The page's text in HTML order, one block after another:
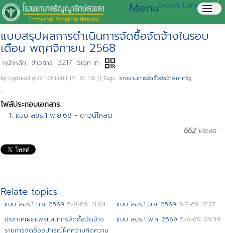
menu
MenuSelect Language▼
แบบสรุปผลการดำเนินการจัดซื้อจัดจ้างในรอบ
เดือน พฤศจิกายน 2568
หน้าหลัก ข่าวสาร 3217 Sign in qr_code
by cgduke1 @23-1-69 13.41 ( IP : 61...118 ) | Tags : รายงานการจัดซื้อจัดจ้างภาครัฐ
.
ไฟล์ประกอบเอกสาร
แบบ สขร.1 พ.ย.68 - ดาวน์โหลด
662views
Relate topics
แบบ สขร.1 ก.ค. 2569 5-8-69 13.04 แบบ สขร.1 มิ.ย. 2569 3-7-69 17.27
ประกาศเผยแพร่แผนการจัดซื้อจัดจ้าง
รายการจัดซื้ออุปกรณ์ฝึกความคิดความ
แบบ สขร.1 พ.ค. 2569 5-6-69 09.39